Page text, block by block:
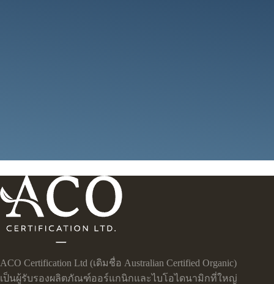
ACO Certification Ltd (เดิมชื่อ Australian Certified Organic)
เป็นผู้รับรองผลิตภัณฑ์ออร์แกนิกและไบโอไดนามิกที่ใหญ่